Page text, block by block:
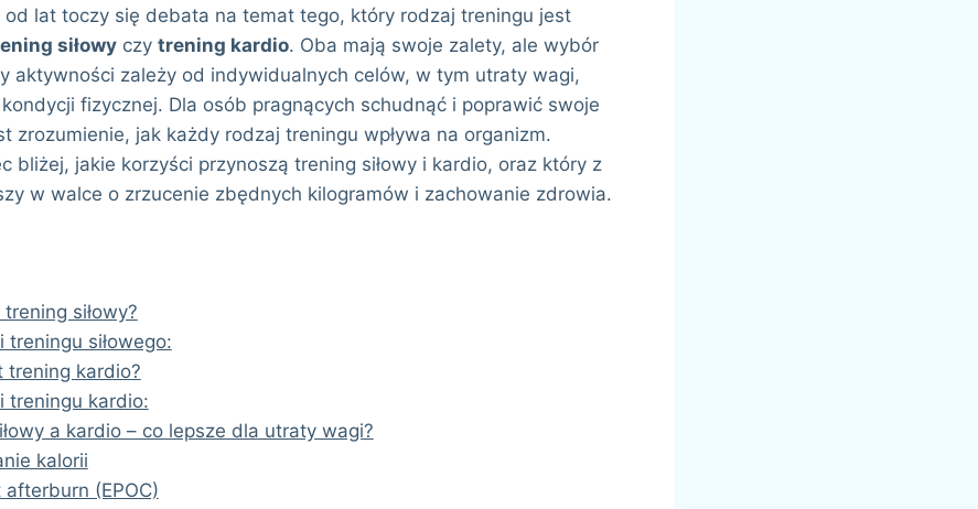
lat toczy się debata na temat tego, który rodzaj treningu jest
siłowy czy trening kardio. Oba mają swoje zalety, ale wybór
aktywności zależy od indywidualnych celów, w tym utraty wagi,
fizycznej. Dla osób pragnących schudnąć i poprawić swoje
zrozumienie, jak każdy rodzaj treningu wpływa na organizm.
bliżej, jakie korzyści przynoszą trening siłowy i kardio, oraz który z
w walce o zrzucenie zbędnych kilogramów i zachowanie zdrowia.
siłowy?
treningu siłowego:
trening kardio?
treningu kardio:
a kardio – co lepsze dla utraty wagi?
kalorii
afterburn (EPOC)